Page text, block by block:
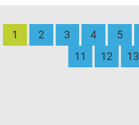
1 2 3 4 5
11
12 13